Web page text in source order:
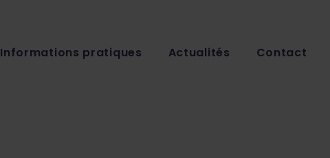
Informations pratiques Actualités Contact